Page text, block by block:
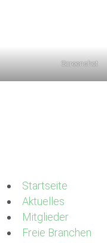
Screenshot
Startseite
Aktuelles
Mitglieder
Freie Branchen